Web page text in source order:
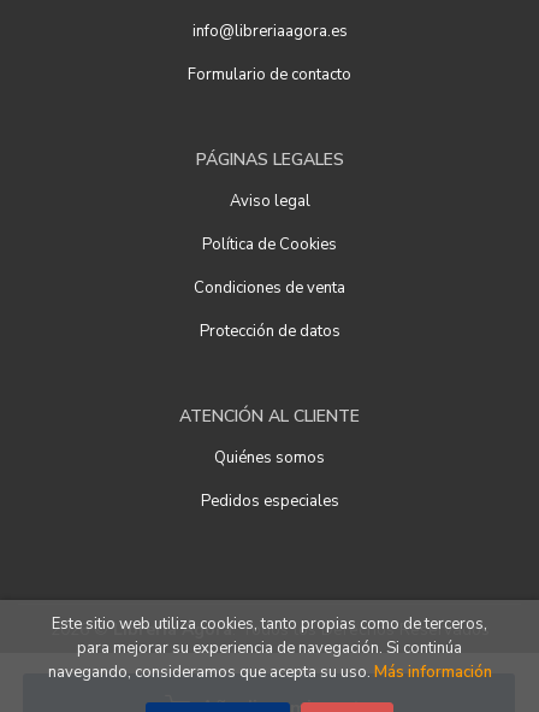
info@libreriaagora.es
Formulario de contacto
PÁGINAS LEGALES
Aviso legal
Política de Cookies
Condiciones de venta
Protección de datos
ATENCIÓN AL CLIENTE
Quiénes somos
Pedidos especiales
2026 ©Librería Ágora. Todos los Derechos Reservados
Este sitio web utiliza cookies, tanto propias como de terceros,
para mejorar su experiencia de navegación. Si continúa
navegando, consideramos que acepta su uso. Más información